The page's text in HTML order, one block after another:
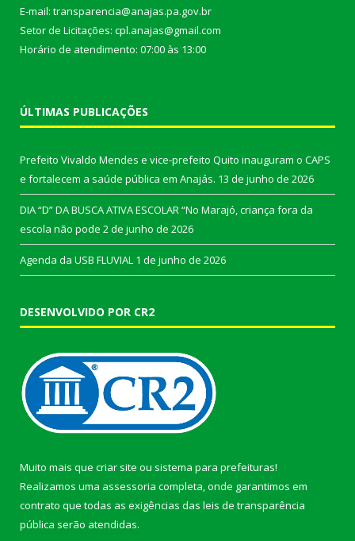
E-mail: transparencia@anajas.pa.gov.br
Setor de Licitações: cpl.anajas@gmail.com
Horário de atendimento: 07:00 às 13:00
ÚLTIMAS PUBLICAÇÕES
Prefeito Vivaldo Mendes e vice-prefeito Quito inauguram o CAPS
e fortalecem a saúde pública em Anajás. 13 de junho de 2026
DIA “D” DA BUSCA ATIVA ESCOLAR “No Marajó, criança fora da
escola não pode 2 de junho de 2026
Agenda da USB FLUVIAL 1 de junho de 2026
DESENVOLVIDO POR CR2
Muito mais que criar site ou sistema para prefeituras!
Realizamos uma assessoria completa, onde garantimos em
contrato que todas as exigências das leis de transparência
pública serão atendidas.